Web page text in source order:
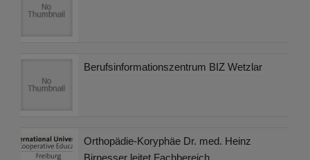
Berufsinformationszentrum BIZ Wetzlar
Orthopädie-Koryphäe Dr. med. Heinz